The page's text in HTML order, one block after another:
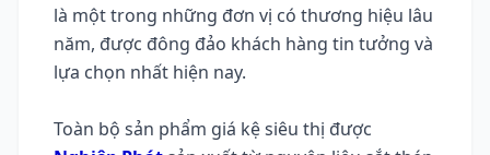
là một trong những đơn vị có thương hiệu lâu
năm, được đông đảo khách hàng tin tưởng và
lựa chọn nhất hiện nay.
Toàn bộ sản phẩm giá kệ siêu thị được